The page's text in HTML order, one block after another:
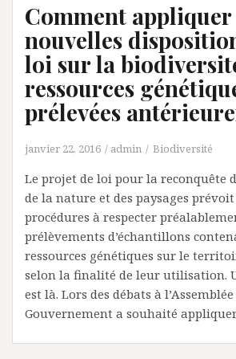
Comment appliquer
nouvelles
loi sur la
ressources
prélevées
janvier 22, 2016 admin Biodiversité
Le projet de loi pour la reconquête
de la nature et des paysages
procédures à respecter
prélèvements d’échantillons
ressources génétiques sur le
selon la finalité de leur utilisation.
est là. Lors des débats à
Gouvernement a souhaité